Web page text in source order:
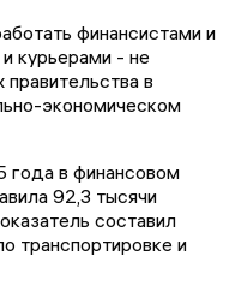
финансистами и
курьерами - не
в
экономическом
года в финансовом
92,3 тысячи
составил
транспортировке и